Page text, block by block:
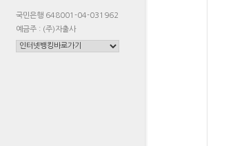
국민은행 648001-04-031962
예금주 : (주)자출사